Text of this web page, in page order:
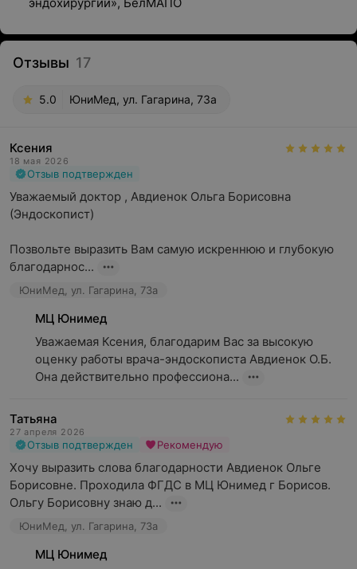
Отзывы 17
5.0 ЮниМед, ул. Гагарина, 73а
Ксения
18 мая 2026
Отзыв подтвержден
Уважаемый доктор , Авдиенок Ольга Борисовна
(Эндоскопист)
Позвольте выразить Вам самую искреннюю и глубокую
благодарнос...
ЮниМед, ул. Гагарина, 73а
МЦ Юнимед
Уважаемая Ксения, благодарим Вас за высокую
оценку работы врача-эндоскописта Авдиенок О.Б.
Она действительно профессиона...
Татьяна
27 апреля 2026
Отзыв подтвержден Рекомендую
Хочу выразить слова благодарности Авдиенок Ольге
Борисовне. Проходила ФГДС в МЦ Юнимед г Борисов.
Ольгу Борисовну знаю д...
ЮниМед, ул. Гагарина, 73а
МЦ Юнимед